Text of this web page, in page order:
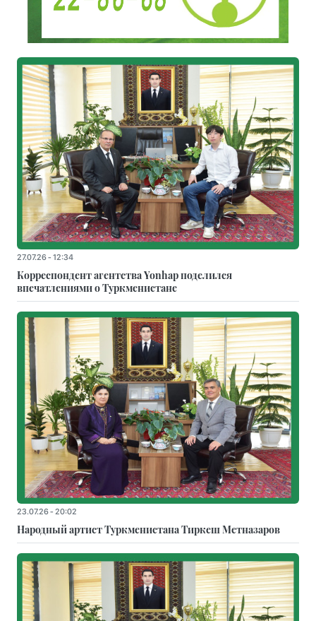
27.07.26 - 12:34
Корреспондент агентства Yonhap поделился
впечатлениями о Туркменистане
23.07.26 - 20:02
Народный артист Туркменистана Тиркеш Мeтназаров